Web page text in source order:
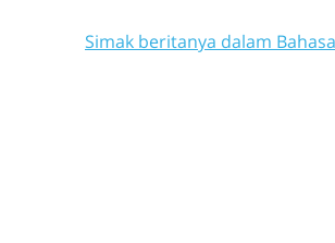
Simak beritanya dalam